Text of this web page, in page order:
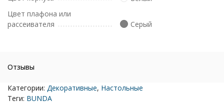
Цвет плафона или
рассеивателя
Серый
Отзывы
Категории: Декоративные, Настольные
Теги: BUNDA